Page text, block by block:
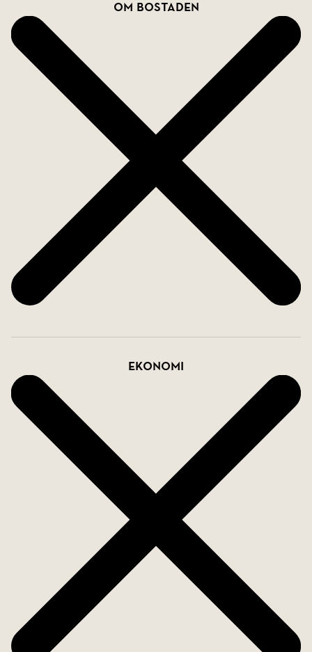
Om bostaden
Ekonomi